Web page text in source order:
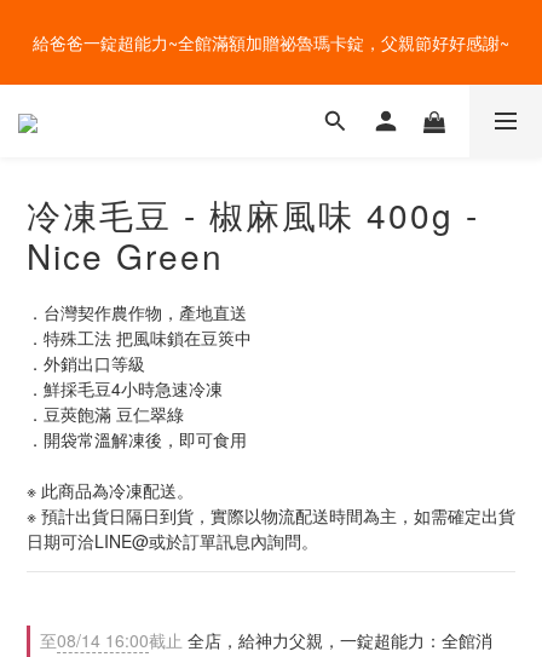
吃菜~
給爸爸一錠超能力~全館滿額加贈祕魯瑪卡錠，父親節好好感謝~
盛夏的餐桌，一定少不了美蔬菜的清爽~ A+B 送購物金🎁一起好好
冷凍毛豆 - 椒麻風味 400g -
Nice Green
．台灣契作農作物，產地直送
．特殊工法 把風味鎖在豆筴中
．外銷出口等級
．鮮採毛豆4小時急速冷凍
．豆莢飽滿 豆仁翠綠
．開袋常溫解凍後，即可食用
※ 此商品為冷凍配送。
※ 預計出貨日隔日到貨，實際以物流配送時間為主，如需確定出貨
日期可洽LINE@或於訂單訊息內詢問。
至08/14 16:00截止 全店，給神力父親，一錠超能力：全館消